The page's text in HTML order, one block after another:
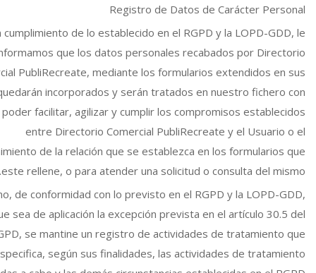
Registro de Datos de Carácter Personal
cumplimiento de lo establecido en el RGPD y la LOPD-GDD, le
que los datos personales recabados por Directorio
PubliRecreate, mediante los formularios extendidos en sus
incorporados y serán tratados en nuestro fichero con
facilitar, agilizar y cumplir los compromisos establecidos
entre Directorio Comercial PubliRecreate y el Usuario o el
de la relación que se establezca en los formularios que
este rellene, o para atender una solicitud o consulta del mismo.
de conformidad con lo previsto en el RGPD y la LOPD-GDD,
sea de aplicación la excepción prevista en el artículo 30.5 del
se mantine un registro de actividades de tratamiento que
según sus finalidades, las actividades de tratamiento